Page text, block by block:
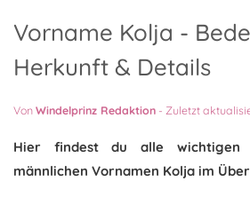
Vorname Kolja -
Herkunft & Details
VonWindelprinz Redaktion - Zuletzt
Hier findest du alle wichtigen
männlichen Vornamen Kolja im